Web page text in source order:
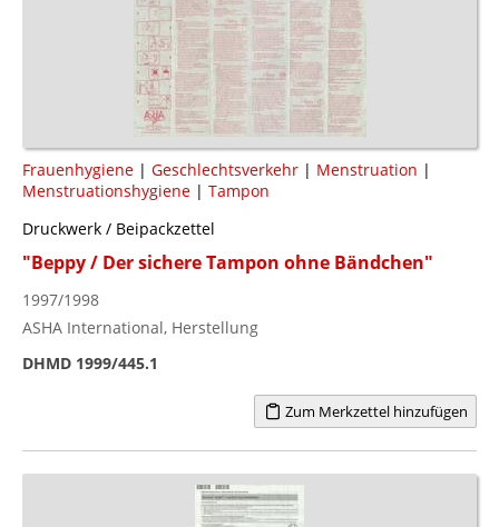
Frauenhygiene | Geschlechtsverkehr | Menstruation |
Menstruationshygiene | Tampon
Druckwerk / Beipackzettel
"Beppy / Der sichere Tampon ohne Bändchen"
1997/1998
ASHA International, Herstellung
DHMD 1999/445.1
Zum Merkzettel hinzufügen